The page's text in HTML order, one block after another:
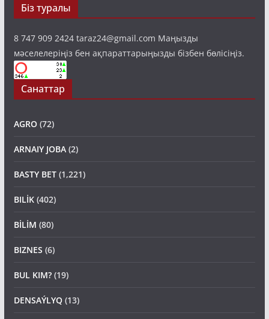
Біз туралы
8 747 909 2424 taraz24@gmail.com Маңызды
мәселелеріңіз бен ақпараттарыңызды бізбен бөлісіңіз.
Санаттар
AGRO(72)
ARNAIY JOBA(2)
BASTY BET(1,221)
BILİK(402)
BİLİM (80)
BIZNES (6)
BUL KIM?(19)
DENSAÝLYQ(13)